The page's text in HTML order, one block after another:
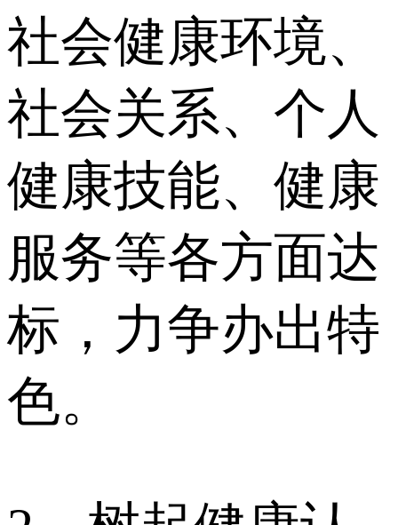
社会健康环境、
社会关系、个人
健康技能、健康
服务等各方面达
标，力争办出特
色。